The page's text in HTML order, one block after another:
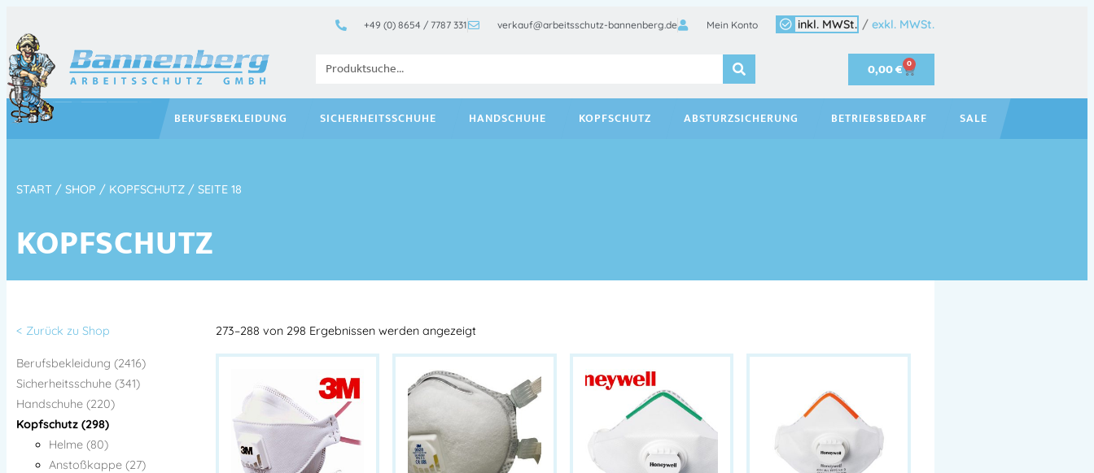
+49 (0) 8654 / 7787 331 verkauf@arbeitsschutz-bannenberg.de Mein Konto inkl. MWSt. / exkl. MWSt.
0,00€ 0
BERUFSBEKLEIDUNG SICHERHEITSSCHUHE HANDSCHUHE KOPFSCHUTZ ABSTURZSICHERUNG BETRIEBSBEDARF SALE
START / SHOP / KOPFSCHUTZ / SEITE 18
KOPFSCHUTZ
< Zurück zu Shop
Berufsbekleidung (2416)
Sicherheitsschuhe (341)
Handschuhe (220)
Kopfschutz (298)
Helme (80)
Anstoßkappe (27)
273–288 von 298 Ergebnissen werden angezeigt